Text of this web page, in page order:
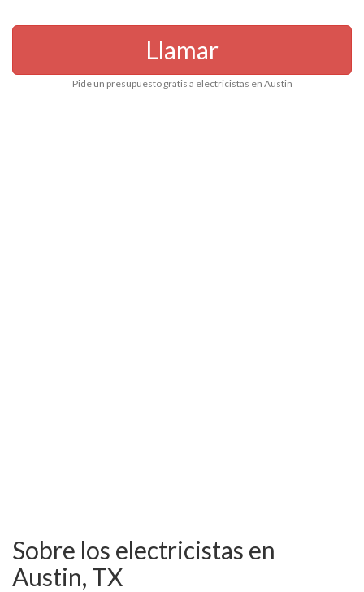
Llamar
Pide un presupuesto gratis a electricistas en Austin
Sobre los electricistas en
Austin, TX